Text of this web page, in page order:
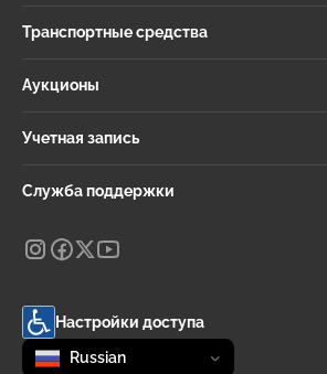
Транспортные средства
Аукционы
Учетная запись
Служба поддержки
Настройки доступа
Change language
selected
Russian